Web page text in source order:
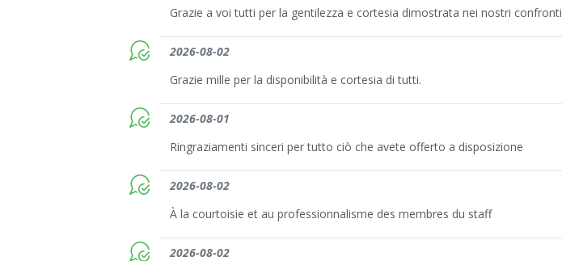
Grazie a voi tutti per la gentilezza e cortesia dimostrata nei nostri confronti
2026-08-02
Grazie mille per la disponibilità e cortesia di tutti.
2026-08-01
Ringraziamenti sinceri per tutto ciò che avete offerto a disposizione
2026-08-02
À la courtoisie et au professionnalisme des membres du staff
2026-08-02